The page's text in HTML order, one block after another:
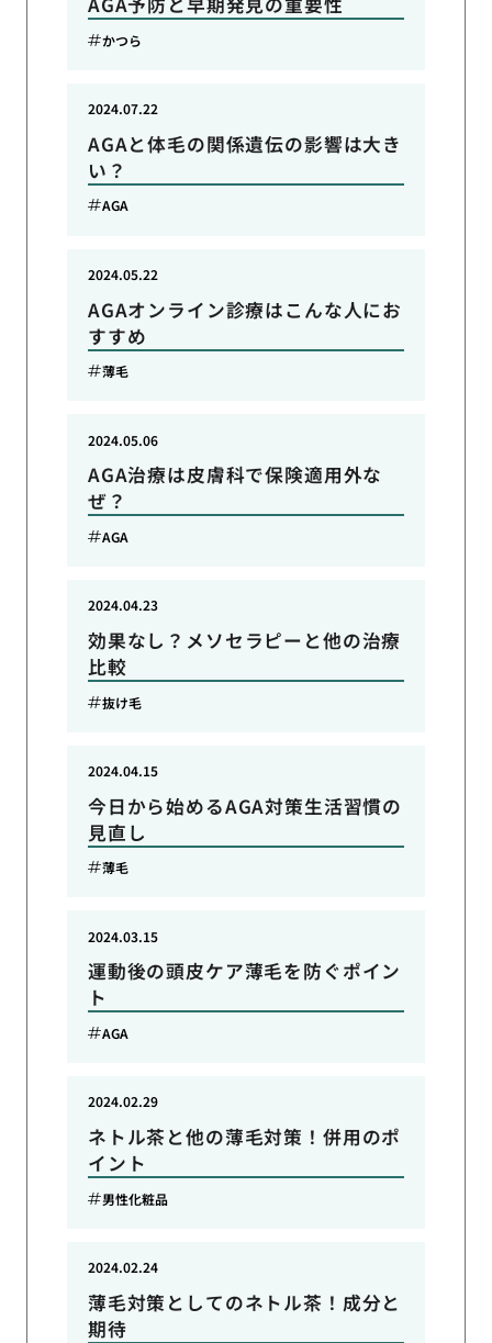
かつら
AGAと体毛の関係遺伝の影響は大き
い？
2024.07.22
AGA
AGAオンライン診療はこんな人にお
すすめ
2024.05.22
薄毛
AGA治療は皮膚科で保険適用外な
ぜ？
2024.05.06
AGA
効果なし？メソセラピーと他の治療
比較
2024.04.23
抜け毛
今日から始めるAGA対策生活習慣の
見直し
2024.04.15
薄毛
運動後の頭皮ケア薄毛を防ぐポイン
ト
2024.03.15
AGA
ネトル茶と他の薄毛対策！併用のポ
イント
2024.02.29
男性化粧品
薄毛対策としてのネトル茶！成分と
期待
2024.02.24